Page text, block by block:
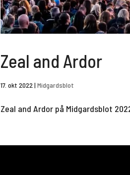
Zeal and Ardor
17. okt 2022 | Midgardsblot
Zeal and Ardor på Midgardsblot